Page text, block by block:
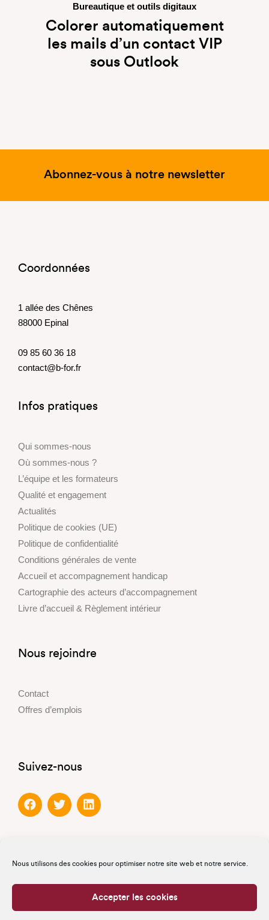
Nous utilisons des cookies pour optimiser notre site web et notre service.
Accepter les cookies
Bureautique et outils digitaux
Colorer automatiquement
les mails d’un contact VIP
sous Outlook
Abonnez-vous à notre newsletter
Coordonnées
1 allée des Chênes
88000 Epinal
09 85 60 36 18
contact@b-for.fr
Infos pratiques
Qui sommes-nous
Où sommes-nous ?
L’équipe et les formateurs
Qualité et engagement
Actualités
Politique de cookies (UE)
Politique de confidentialité
Conditions générales de vente
Accueil et accompagnement handicap
Cartographie des acteurs d’accompagnement
Livre d’accueil & Règlement intérieur
Nous rejoindre
Contact
Offres d’emplois
Suivez-nous
Partenaires officiels
Partenaires de confiance